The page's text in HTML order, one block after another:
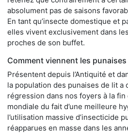
absolument pas de saisons
En tant qu’insecte domestique et
elles vivent exclusivement dans
proches de son buffet.
Comment viennent les
Présentent depuis l’Antiquité et
la population des punaises de lit a
régression dans nos foyers à la
mondiale du fait d’une meilleure
l’utilisation massive d’insecticide
réapparues en masse dans les